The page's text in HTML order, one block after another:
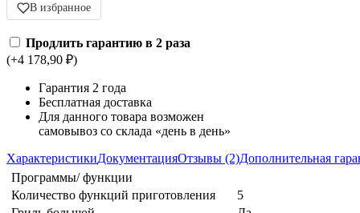
В избранное
Продлить гарантию в 2 раза
(+4 178,90 ₽)
Гарантия 2 года
Бесплатная доставка
Для данного товара возможен
самовывоз со склада «день в день»
ХарактеристикиДокументацияОтзывы (2)Дополнительная
Программы/ функции
Количество функций приготовления
5